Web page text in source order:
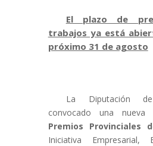
El plazo de
trabajos ya está
próximo 31 de agosto
La Diputación
convocado una
Premios Provinciales
Iniciativa Empresarial,